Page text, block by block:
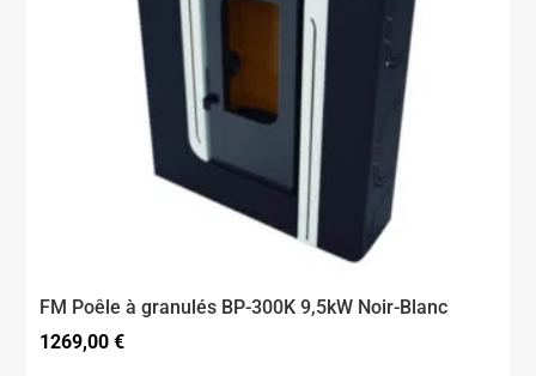
FM Poêle à granulés BP-300K 9,5kW Noir-Blanc
1269,00€